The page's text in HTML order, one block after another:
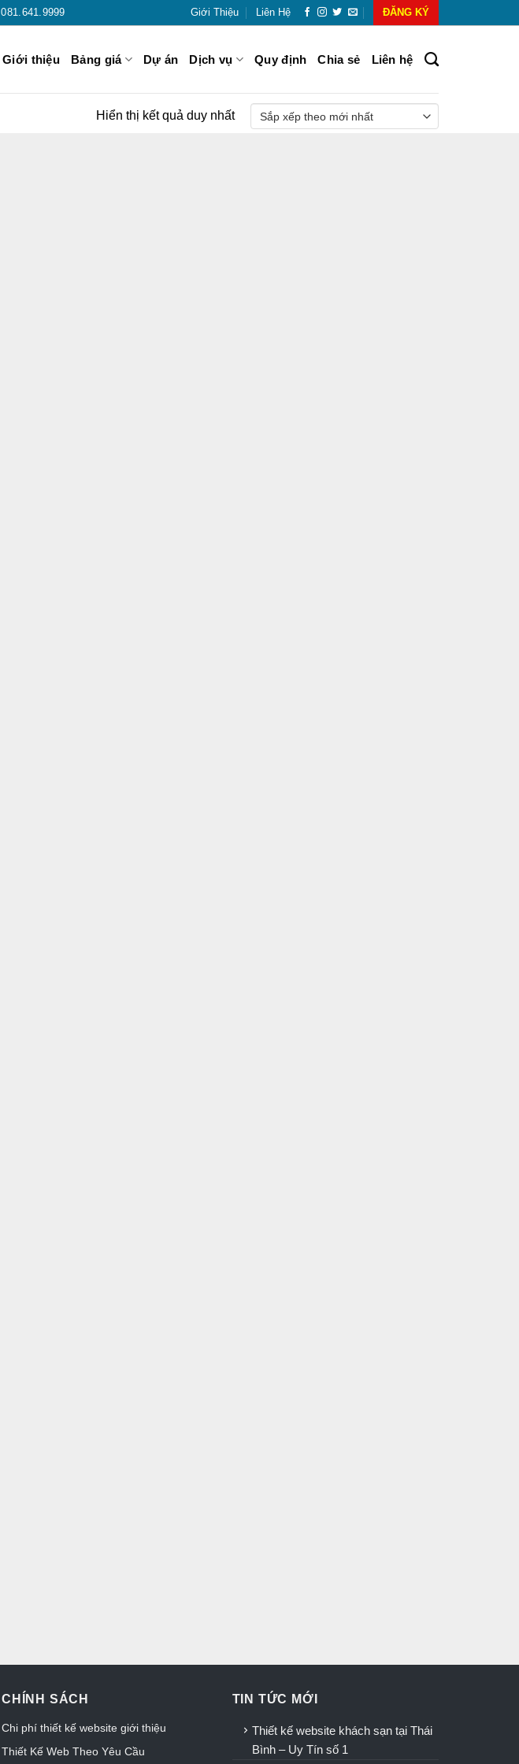
081.641.9999 Giới Thiệu Liên Hệ ĐĂNG KÝ
Giới thiệu Bảng giá Dự án Dịch vụ Quy định Chia sẻ Liên hệ
Hiển thị kết quả duy nhất
CHÍNH SÁCH
Chi phí thiết kế website giới thiệu
Thiết Kế Web Theo Yêu Cầu
TIN TỨC MỚI
Thiết kế website khách sạn tại Thái
Bình – Uy Tín số 1